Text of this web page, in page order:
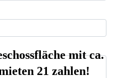
mit ca.
21 zahlen!